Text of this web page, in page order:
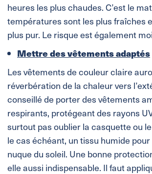
heures les plus chaudes. C’est le
températures sont les plus fraîches
plus pur. Le risque est également
Mettre des vêtements adaptés
Les vêtements de couleur claire
réverbération de la chaleur vers
conseillé de porter des vêtements
respirants, protégeant des rayons
surtout pas oublier la casquette ou
le cas échéant, un tissu humide
nuque du soleil. Une bonne
elle aussi indispensable. Il faut